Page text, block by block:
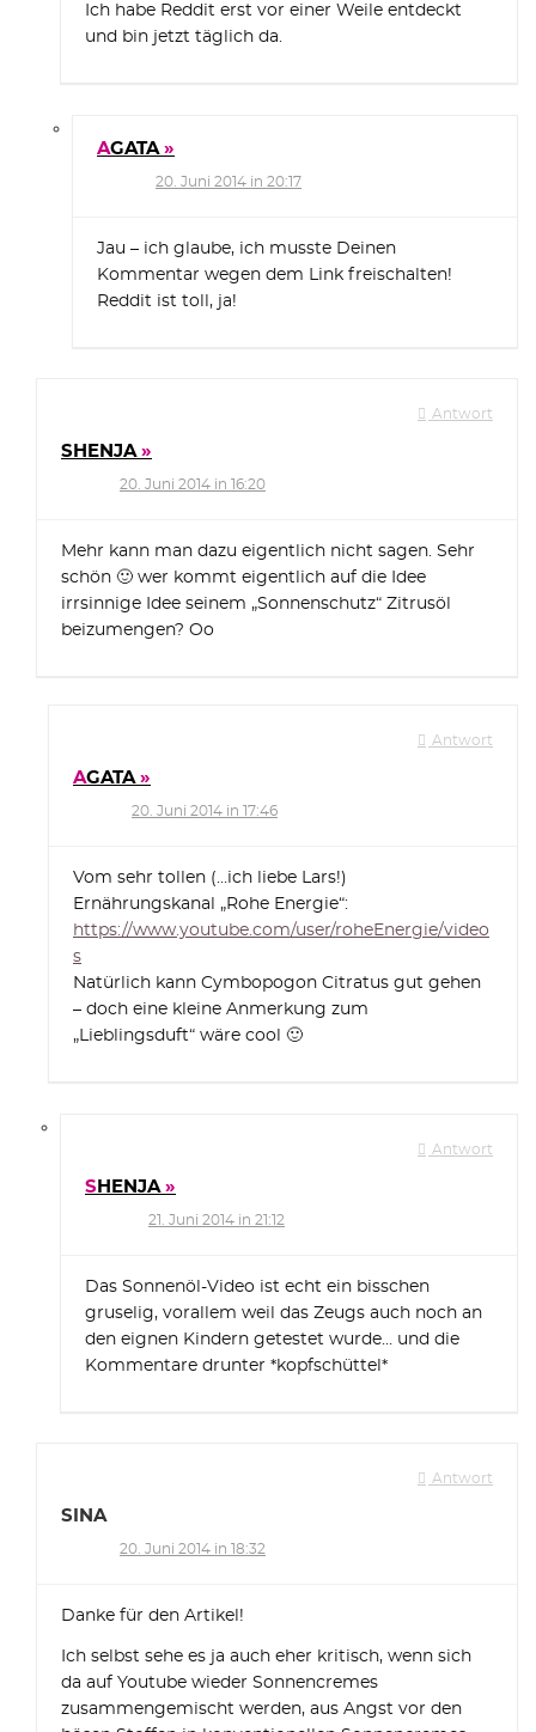
Ich habe Reddit erst vor einer Weile entdeckt
und bin jetzt täglich da.
AGATA
20. Juni 2014 in 20:17
Jau – ich glaube, ich musste Deinen
Kommentar wegen dem Link freischalten!
Reddit ist toll, ja!
Antwort
SHENJA
20. Juni 2014 in 16:20
Mehr kann man dazu eigentlich nicht sagen. Sehr
schön 🙂 wer kommt eigentlich auf die Idee
irrsinnige Idee seinem „Sonnenschutz“ Zitrusöl
beizumengen? Oo
Antwort
AGATA
20. Juni 2014 in 17:46
Vom sehr tollen (…ich liebe Lars!)
Ernährungskanal „Rohe Energie“:
https://www.youtube.com/user/roheEnergie/video
s
Natürlich kann Cymbopogon Citratus gut gehen
– doch eine kleine Anmerkung zum
„Lieblingsduft“ wäre cool 🙂
Antwort
SHENJA
21. Juni 2014 in 21:12
Das Sonnenöl-Video ist echt ein bisschen
gruselig, vorallem weil das Zeugs auch noch an
den eignen Kindern getestet wurde… und die
Kommentare drunter *kopfschüttel*
Antwort
SINA
20. Juni 2014 in 18:32
Danke für den Artikel!
Ich selbst sehe es ja auch eher kritisch, wenn sich
da auf Youtube wieder Sonnencremes
zusammengemischt werden, aus Angst vor den